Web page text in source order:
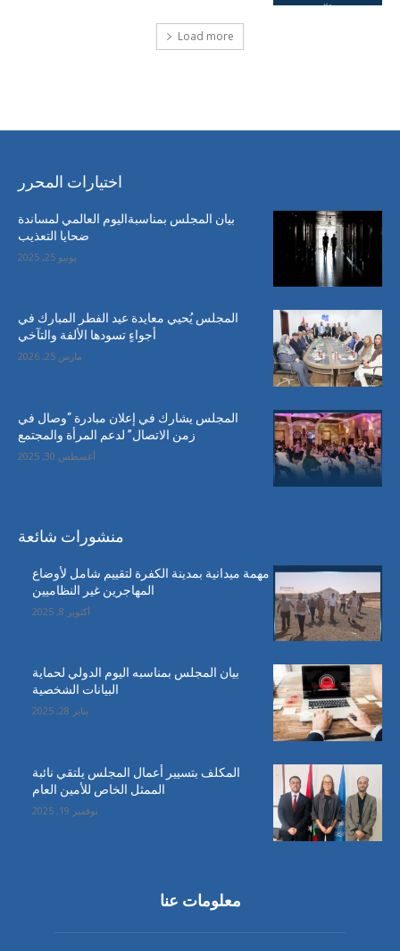
Load more
اختيارات المحرر
بيان المجلس بمناسبةاليوم العالمي لمساندة
ضحايا التعذيب
يونيو 25, 2025
المجلس يُحيي معايدة عيد الفطر المبارك في
أجواءٍ تسودها الألفة والتآخي
مارس 25, 2026
المجلس يشارك في إعلان مبادرة “وصال في
زمن الاتصال” لدعم المرأة والمجتمع
أغسطس 30, 2025
منشورات شائعة
مهمة ميدانية بمدينة الكفرة لتقييم شامل لأوضاع
المهاجرين غير النظاميين
أكتوبر 8, 2025
بيان المجلس بمناسبه اليوم الدولي لحماية
البيانات الشخصية
يناير 28, 2025
المكلف بتسيير أعمال المجلس يلتقي نائبة
الممثل الخاص للأمين العام
نوفمبر 19, 2025
معلومات عنا